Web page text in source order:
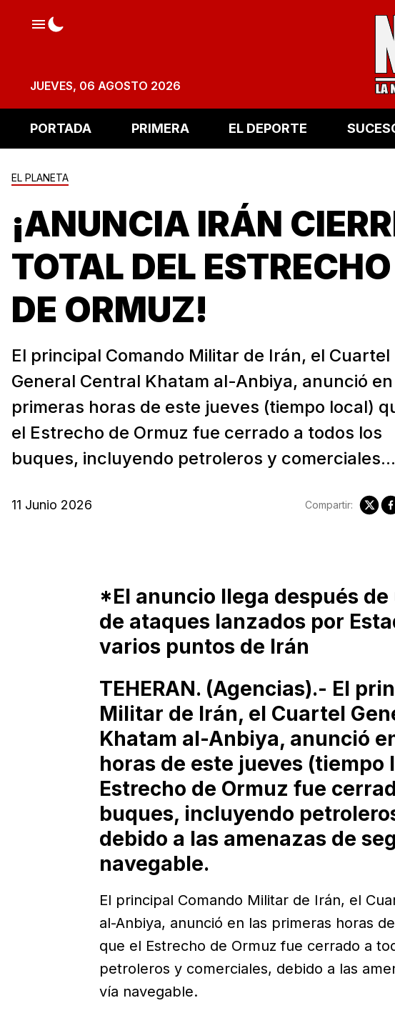
JUEVES, 06 AGOSTO 2026
PORTADA PRIMERA EL DEPORTE
EL PLANETA
¡ANUNCIA IRÁN
TOTAL DEL ESTRECHO
DE ORMUZ!
El principal Comando Militar de Irán, el Cuartel
General Central Khatam al-Anbiya, anunció
primeras horas de este jueves (tiempo local)
el Estrecho de Ormuz fue cerrado a todos los
buques, incluyendo petroleros y comerciales...
11 Junio 2026 Compartir:
*El anuncio llega después
de ataques lanzados por
varios puntos de Irán
TEHERAN. (Agencias).- El
Militar de Irán, el Cuartel
Khatam al-Anbiya, anunció
horas de este jueves (tiempo
Estrecho de Ormuz fue
buques, incluyendo
debido a las amenazas de
navegable.
El principal Comando Militar de Irán, el
al-Anbiya, anunció en las primeras horas
que el Estrecho de Ormuz fue cerrado a
petroleros y comerciales, debido a las
vía navegable.